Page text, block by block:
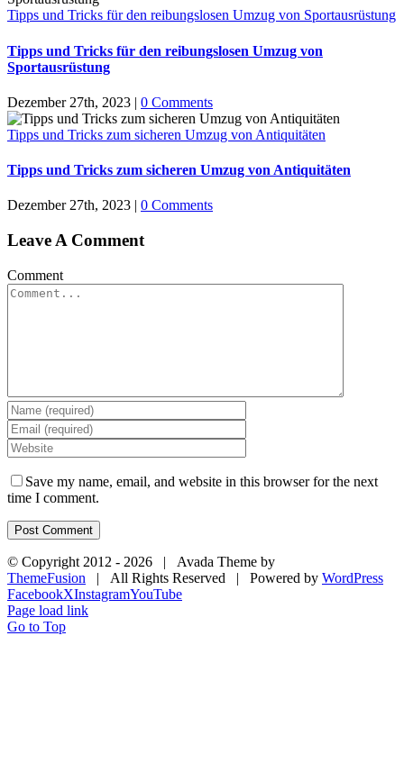
Tipps und Tricks für den reibungslosen Umzug von Sportausrüstung
Tipps und Tricks für den reibungslosen Umzug von
Sportausrüstung
Dezember 27th, 2023 | 0 Comments
Tipps und Tricks zum sicheren Umzug von Antiquitäten
Tipps und Tricks zum sicheren Umzug von Antiquitäten
Dezember 27th, 2023 | 0 Comments
Leave A Comment
Comment
Save my name, email, and website in this browser for the next
time I comment.
© Copyright 2012 - 2026 | Avada Theme by
ThemeFusion | All Rights Reserved | Powered by WordPress
FacebookXInstagramYouTube
Page load link
Go to Top